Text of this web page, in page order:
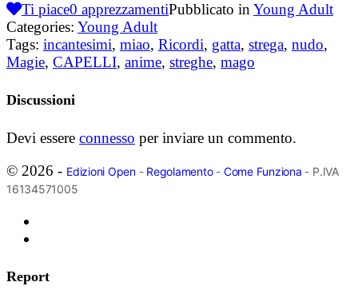
Ti piace0 apprezzamentiPubblicato in Young Adult
Categories: Young Adult
Tags: incantesimi, miao, Ricordi, gatta, strega, nudo,
Magie, CAPELLI, anime, streghe, mago
Discussioni
Devi essere connesso per inviare un commento.
© 2026 - Edizioni Open- Regolamento- Come Funziona - P.IVA
16134571005
Report